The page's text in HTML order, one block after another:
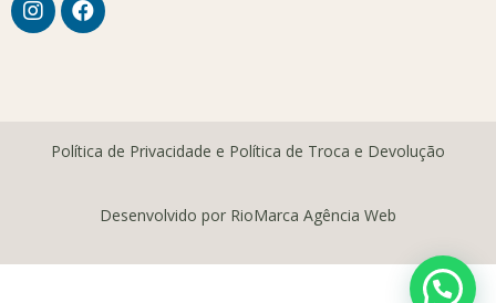
Política de Privacidade e Política de Troca e Devolução
Desenvolvido por RioMarca Agência Web